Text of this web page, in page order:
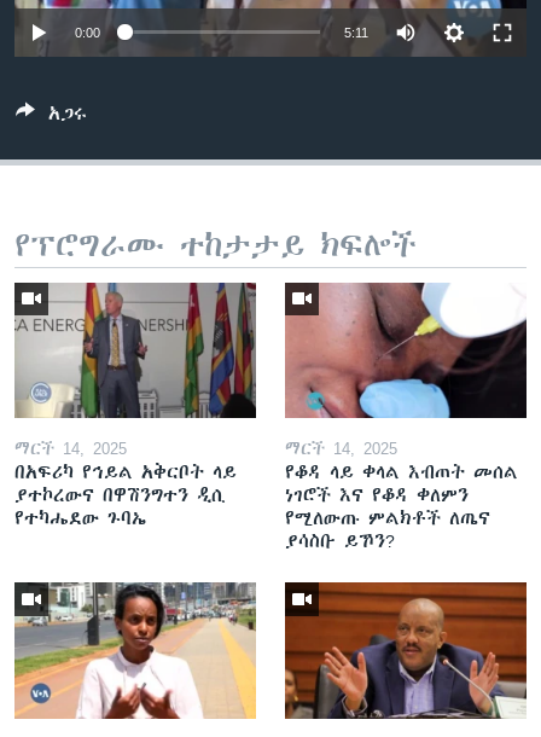
0:00 5:11
አጋሩ
የፕሮግራሙ ተከታታይ ክፍሎች
ማርች 14, 2025
በአፍሪካ የኅይል አቅርቦት ላይ
ያተኮረውና በዋሽንግተን ዲሲ
የተካሔደው ጉባኤ
ማርች 14, 2025
የቆዳ ላይ ቀላል እብጠት መሰል
ነገሮች እና የቆዳ ቀለምን
የሚለውጡ ምልክቶች ለጤና
ያሳስቡ ይኾን?